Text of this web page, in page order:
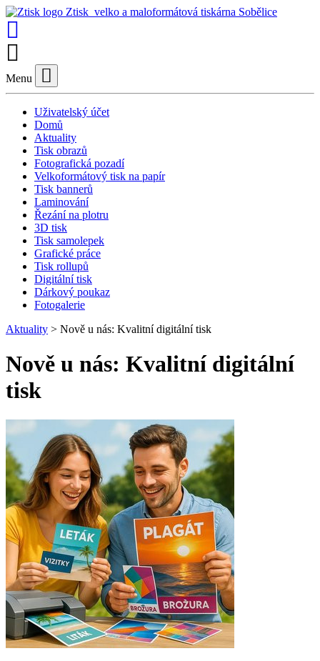
Ztisk velko a maloformátová tiskárna Sobělice
Menu
Zavřít
Uživatelský účet
Domů
Aktuality
Tisk obrazů
Fotografická pozadí
Velkoformátový tisk na papír
Tisk bannerů
Laminování
Řezání na plotru
3D tisk
Tisk samolepek
Grafické práce
Tisk rollupů
Digitální tisk
Dárkový poukaz
Fotogalerie
Aktuality > Nově u nás: Kvalitní digitální tisk
Nově u nás: Kvalitní digitální
tisk